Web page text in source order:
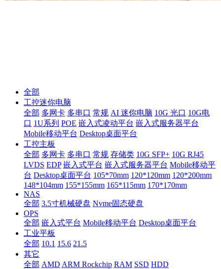
全部
工控迷你电脑
全部 多网卡 多串口 常规 AI 迷你电脑 10G 光口 10G电
口 1U系列 POE 嵌入式凌动平台 嵌入式服务器平台
Mobile移动平台 Desktop桌面平台
工控主板
全部 多网卡 多串口 常规 存储类 10G SFP+ 10G RJ45
LVDS EDP 嵌入式平台 嵌入式服务器平台 Mobile移动平
台 Desktop桌面平台 105*70mm 120*120mm 120*200mm
148*104mm 155*155mm 165*115mm 170*170mm
NAS
全部 3.5寸机械硬盘 Nvme固态硬盘
OPS
全部 嵌入式平台 Mobile移动平台 Desktop桌面平台
工业平板
全部 10.1 15.6 21.5
其它
全部 AMD ARM Rockchip RAM SSD HDD